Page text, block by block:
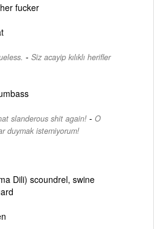
fucker
- Siz acayip kılıklı herifler
slanderous shit again! - O
duymak istemiyorum!
Dili) scoundrel, swine